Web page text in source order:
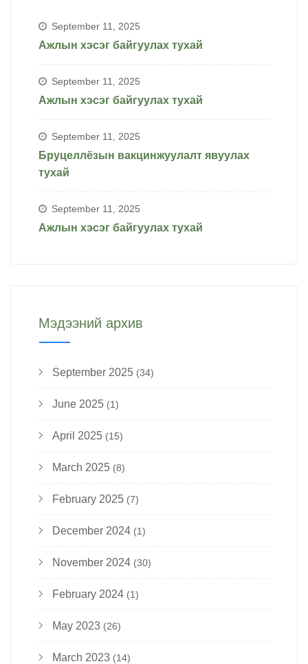
September 11, 2025
Ажлын хэсэг байгуулах тухай
September 11, 2025
Ажлын хэсэг байгуулах тухай
September 11, 2025
Бруцеллёзын вакцинжуулалт явуулах
тухай
September 11, 2025
Ажлын хэсэг байгуулах тухай
Мэдээний архив
September 2025 (34)
June 2025 (1)
April 2025 (15)
March 2025 (8)
February 2025 (7)
December 2024 (1)
November 2024 (30)
February 2024 (1)
May 2023 (26)
March 2023 (14)